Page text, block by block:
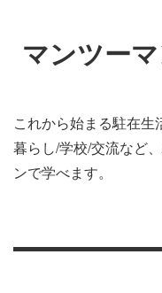
マンツー
これから始まる駐在生
暮らし/学校/交流など
ンで学べます。